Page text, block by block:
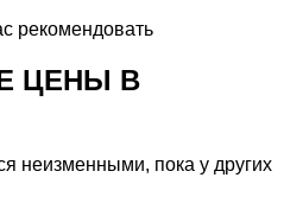
рекомендовать
ЦЕНЫ В
неизменными, пока у других